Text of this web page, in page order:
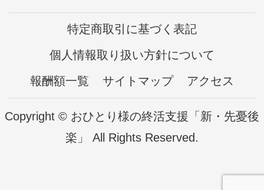
特定商取引に基づく表記
個人情報取り扱い方針について
報酬額一覧
サイトマップ アクセス
Copyright © おひとり様の終活支援「新・先憂後
楽」 All Rights Reserved.